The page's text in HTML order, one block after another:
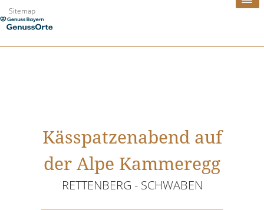
Zum
Inhalt
Sitemap
Kässpatzenabend auf
der Alpe Kammeregg
RETTENBERG - SCHWABEN